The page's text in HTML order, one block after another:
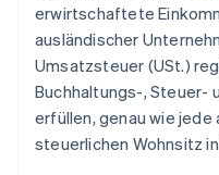
erwirtschaftete
ausländischer
Umsatzsteuer (USt.)
Buchhaltungs-, Steuer-
erfüllen, genau wie jede
steuerlichen Wohnsitz